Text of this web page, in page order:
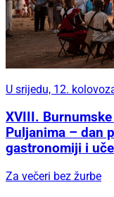
U srijedu, 12.
XVIII.
Puljanima – dan
gastronomiji i
Za večeri bez žurbe